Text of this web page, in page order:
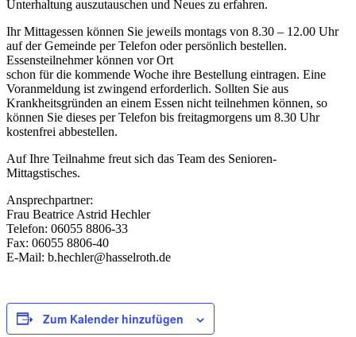
Unterhaltung auszutauschen und Neues zu erfahren.
Ihr Mittagessen können Sie jeweils montags von 8.30 – 12.00 Uhr
auf der Gemeinde per Telefon oder persönlich bestellen.
Essensteilnehmer können vor Ort
schon für die kommende Woche ihre Bestellung eintragen. Eine
Voranmeldung ist zwingend erforderlich. Sollten Sie aus
Krankheitsgründen an einem Essen nicht teilnehmen können, so
können Sie dieses per Telefon bis freitagmorgens um 8.30 Uhr
kostenfrei abbestellen.
Auf Ihre Teilnahme freut sich das Team des Senioren-
Mittagstisches.
Ansprechpartner:
Frau Beatrice Astrid Hechler
Telefon: 06055 8806-33
Fax: 06055 8806-40
E-Mail: b.hechler@hasselroth.de
Zum Kalender hinzufügen